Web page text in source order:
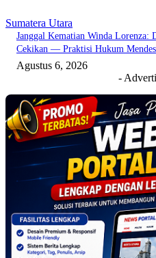
Sumatera Utara
Janggal Kematian Winda
Cekikan — Praktisi Hukum
Agustus 6, 2026
-